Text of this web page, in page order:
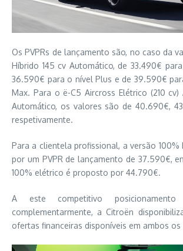
Os PVPRs de lançamento são, no caso da
Híbrido 145 cv Automático, de 33.490€
36.590€ para o nível Plus e de 39.590€
Max. Para o ë-C5 Aircross Elétrico (210
Automático, os valores são de 40.690€,
respetivamente.
Para a clientela profissional, a versão 100%
por um PVPR de lançamento de 37.590€,
100% elétrico é proposto por 44.790€.
A este competitivo
complementarmente, a Citroën
ofertas financeiras disponíveis em ambos os